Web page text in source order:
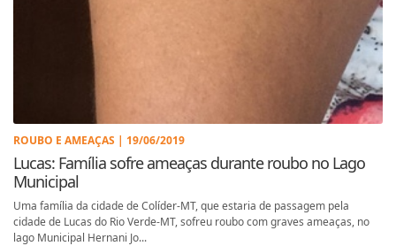
ROUBO E AMEAÇAS | 19/06/2019
Lucas: Família sofre ameaças durante roubo no Lago
Municipal
Uma família da cidade de Colíder-MT, que estaria de passagem pela
cidade de Lucas do Rio Verde-MT, sofreu roubo com graves ameaças, no
lago Municipal Hernani Jo...